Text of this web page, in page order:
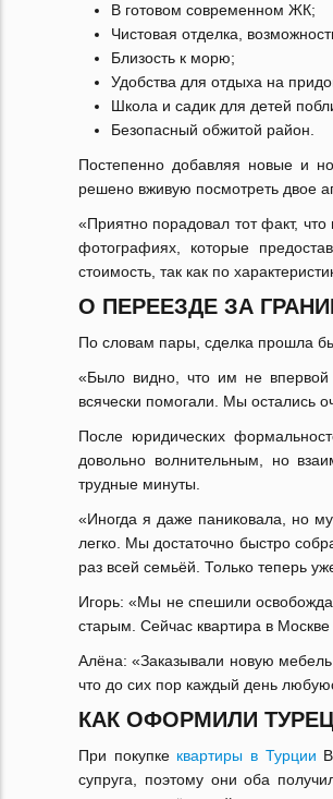
В готовом современном ЖК;
Чистовая отделка,
Близость к морю;
Удобства для отдыха на
Школа и садик для детей
Безопасный обжитой район.
Постепенно добавляя новые и
решено вживую посмотреть двое
«Приятно порадовал тот факт,
фотографиях, которые
стоимость, так как по
О ПЕРЕЕЗДЕ ЗА
По словам пары, сделка прошла
«Было видно, что им не
всячески помогали. Мы остались
После юридических
довольно волнительным, но
трудные минуты.
«Иногда я даже паниковала, но
легко. Мы достаточно быстро
раз всей семьёй. Только теперь
Игорь: «Мы не спешили
старым. Сейчас квартира в
Алёна: «Заказывали новую мебель
что до сих пор каждый день
КАК ОФОРМИЛИ
При покупке квартиры в Турции
супруга, поэтому они оба